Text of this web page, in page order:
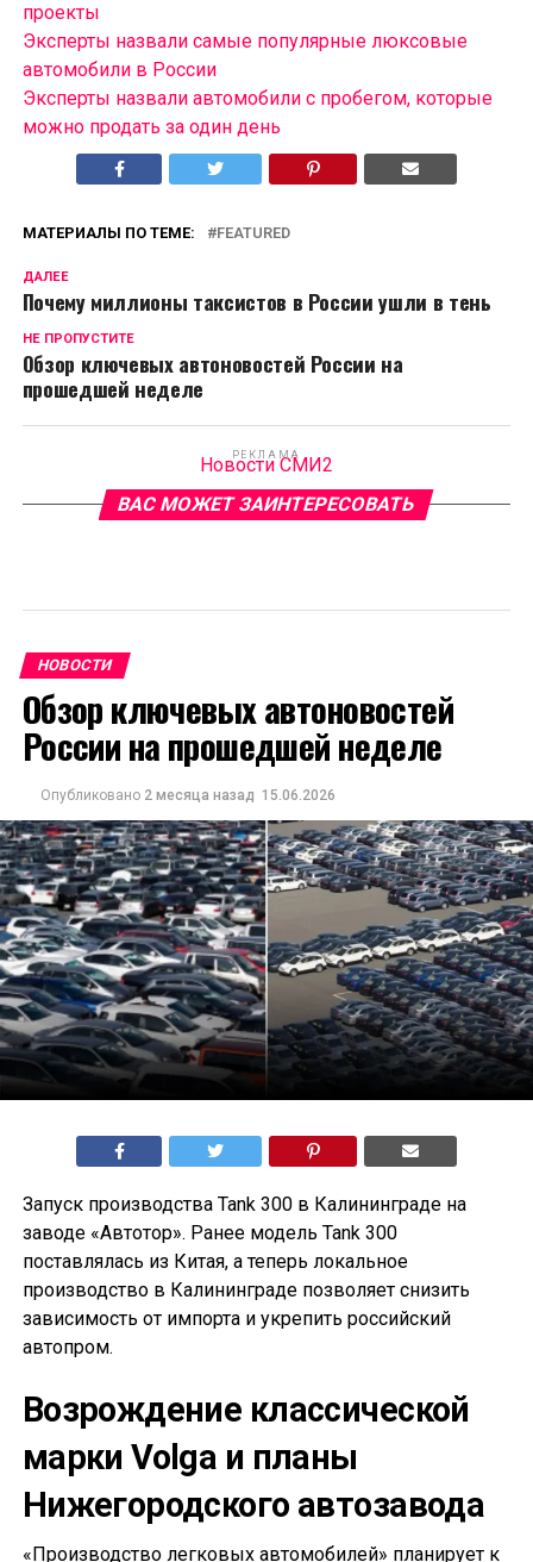
проекты
Эксперты назвали самые популярные люксовые
автомобили в России
Эксперты назвали автомобили с пробегом, которые
можно продать за один день
МАТЕРИАЛЫ ПО ТЕМЕ: FEATURED
ДАЛЕЕ
Почему миллионы таксистов в России ушли в тень
НЕ ПРОПУСТИТЕ
Обзор ключевых автоновостей России на
прошедшей неделе
РЕКЛАМА
Новости СМИ2
ВАС МОЖЕТ ЗАИНТЕРЕСОВАТЬ
НОВОСТИ
Обзор ключевых автоновостей
России на прошедшей неделе
Опубликовано 2 месяца назад 15.06.2026
Запуск производства Tank 300 в Калининграде на
заводе «Автотор». Ранее модель Tank 300
поставлялась из Китая, а теперь локальное
производство в Калининграде позволяет снизить
зависимость от импорта и укрепить российский
автопром.
Возрождение классической
марки Volga и планы
Нижегородского автозавода
«Производство легковых автомобилей» планирует к